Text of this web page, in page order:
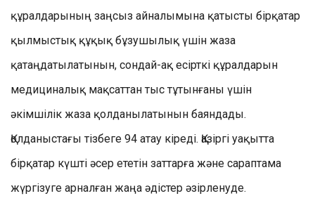
құралдарының заңсыз айналымына қатысты бірқатар
қылмыстық құқық бұзушылық үшін жаза
қатаңдатылатынын, сондай-ақ есірткі құралдарын
медициналық мақсаттан тыс тұтынғаны үшін
әкімшілік жаза қолданылатынын баяндады.
Қолданыстағы тізбеге 94 атау кіреді. Қазіргі уақытта
бірқатар күшті әсер ететін заттарға және сараптама
жүргізуге арналған жаңа әдістер әзірленуде.